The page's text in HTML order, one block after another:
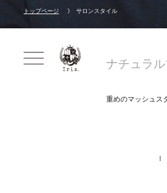
トップページ サロンスタイル
ナチュラル
重めのマッシュス
|